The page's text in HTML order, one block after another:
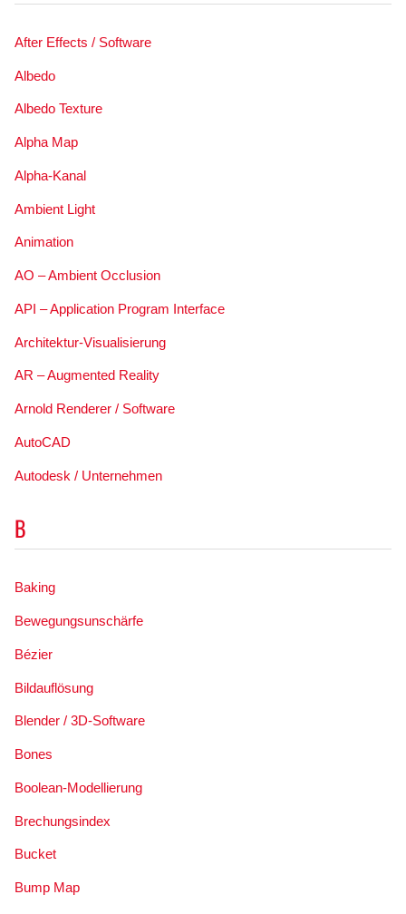
After Effects / Software
Albedo
Albedo Texture
Alpha Map
Alpha-Kanal
Ambient Light
Animation
AO – Ambient Occlusion
API – Application Program Interface
Architektur-Visualisierung
AR – Augmented Reality
Arnold Renderer / Software
AutoCAD
Autodesk / Unternehmen
B
Baking
Bewegungsunschärfe
Bézier
Bildauflösung
Blender / 3D-Software
Bones
Boolean-Modellierung
Brechungsindex
Bucket
Bump Map